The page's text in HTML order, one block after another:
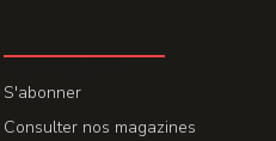
S'abonner
Consulter nos magazines